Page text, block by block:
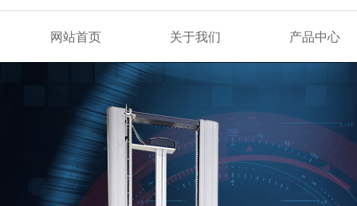
网站首页 关于我们 产品中心